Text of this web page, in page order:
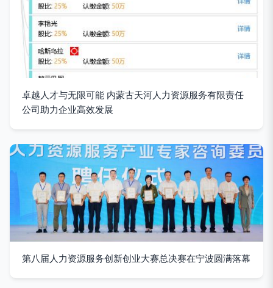
卓越人才与无限可能 内蒙古天河人力资源服务有限责任
公司助力企业高效发展
第八届人力资源服务创新创业大赛总决赛在宁波圆满落幕